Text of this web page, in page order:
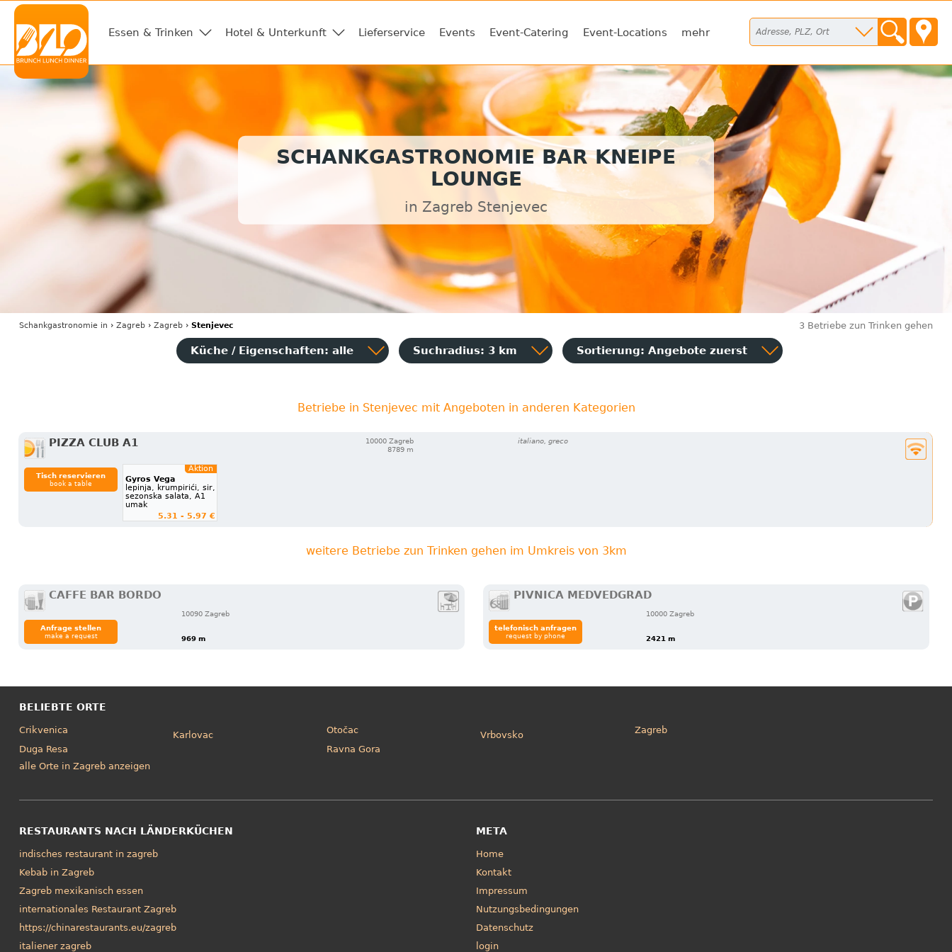
Essen & Trinken Hotel & Unterkunft Lieferservice Events Event-Catering Event-Locations mehr
SCHANKGASTRONOMIE BAR KNEIPE
LOUNGE
in Zagreb Stenjevec
Schankgastronomiein › Zagreb› Zagreb› Stenjevec 3 Betriebe zun Trinken gehen
Küche / Eigenschaften: alle Suchradius: 3 km Sortierung: Angebote zuerst
Betriebe in Stenjevec mit Angeboten in anderen Kategorien
PIZZA CLUB A1
10000 Zagreb
8789 m
italiano, greco
Tisch reservieren
book a table
Aktion
Gyros Vega
lepinja, krumpirići, sir,
sezonska salata, A1
umak
5.31 - 5.97 €
weitere Betriebe zun Trinken gehen im Umkreis von 3km
CAFFE BAR BORDO
10090 Zagreb
969 m
Anfrage stellen
make a request
PIVNICA MEDVEDGRAD
10000 Zagreb
2421 m
telefonisch anfragen
request by phone
BELIEBTE ORTE
Crikvenica
Duga Resa
Karlovac
Otočac
Ravna Gora
Vrbovsko Zagreb
alle Orte in Zagreb anzeigen
RESTAURANTS NACH LÄNDERKÜCHEN
indisches restaurant in zagreb
Kebab in Zagreb
Zagreb mexikanisch essen
internationales Restaurant Zagreb
https://chinarestaurants.eu/zagreb
italiener zagreb
META
Home
Kontakt
Impressum
Nutzungsbedingungen
Datenschutz
login